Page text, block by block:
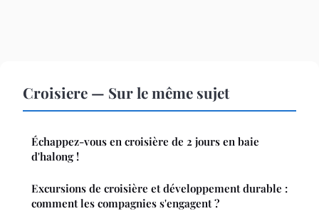
Croisiere — Sur le même sujet
Échappez-vous en croisière de 2 jours en baie
d'halong !
Excursions de croisière et développement durable :
comment les compagnies s'engagent ?